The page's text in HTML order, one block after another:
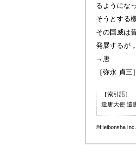
るようにな
そうとする
その国威は
発展するが
→唐
［弥永 貞三］
［索引語］
遣唐大使 遣
©Heibonsha Inc.